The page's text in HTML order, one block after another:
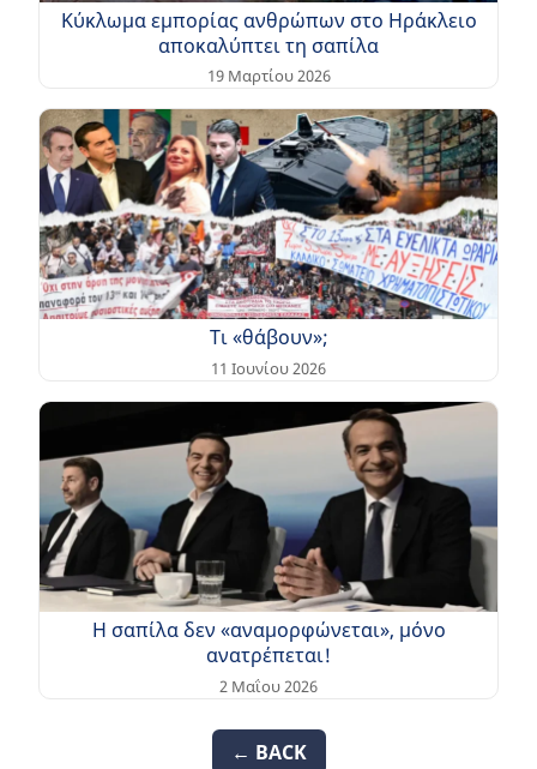
Κύκλωμα εμπορίας ανθρώπων στο Ηράκλειο
αποκαλύπτει τη σαπίλα
19 Μαρτίου 2026
Τι «θάβουν»;
11 Ιουνίου 2026
Η σαπίλα δεν «αναμορφώνεται», μόνο
ανατρέπεται!
2 Μαΐου 2026
← BACK